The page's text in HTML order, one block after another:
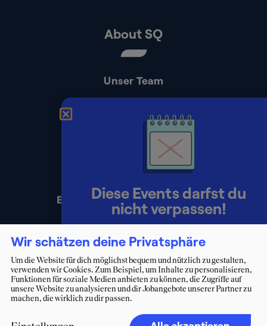
About SQ
Unser Team
Presse
Impressum
Datenschutz
Erklärung zur Barrierefreiheit
Wir schätzen deine Privatsphäre
Um die Website für dich möglichst bequem und nützlich zu gestalten,
verwenden wir Cookies. Zum Beispiel, um Inhalte zu personalisieren,
Funktionen für soziale Medien anbieten zu können, die Zugriffe auf
unsere Website zu analysieren und dir Jobangebote unserer Partner zu
machen, die wirklich zu dir passen.
Diese Events darfst du
nicht verpassen!
Lerne Berater:innen persönlich
kennen und starte deinen Weg ins
Consulting.
Zum Eventkalender